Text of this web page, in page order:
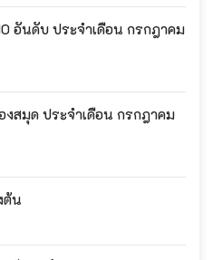
อันดับ ประจำเดือน กรกฎาคม
สมุด ประจำเดือน กรกฎาคม
ต้น